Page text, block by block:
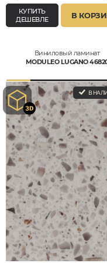
КУПИТЬ
ДЕШЕВЛЕ
В
Виниловый ламинат
MODULEO LUGANO
В